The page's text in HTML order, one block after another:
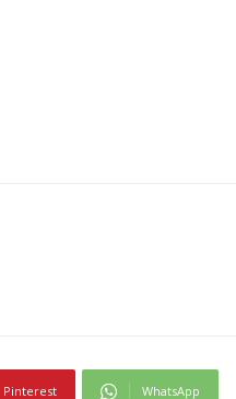
Pinterest WhatsApp